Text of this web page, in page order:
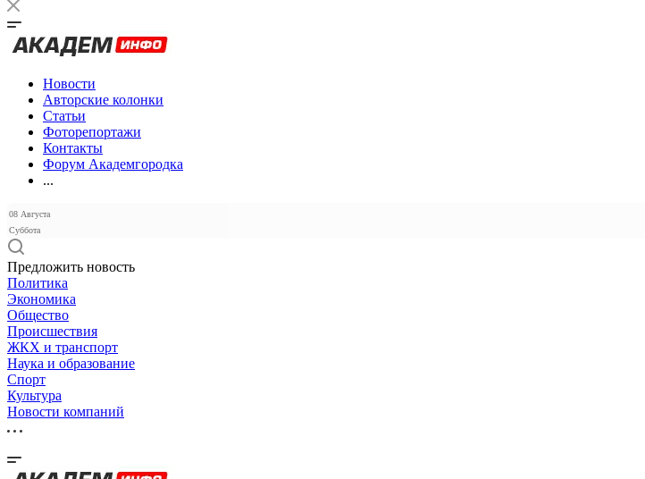
Новости
Авторские колонки
Статьи
Фоторепортажи
Контакты
Форум Академгородка
...
08 Августа
Суббота
Предложить новость
Политика
Экономика
Общество
Происшествия
ЖКХ и транспорт
Наука и образование
Спорт
Культура
Новости компаний